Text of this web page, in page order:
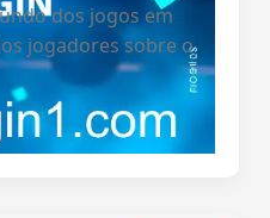
dos jogos em
jogadores sobre o